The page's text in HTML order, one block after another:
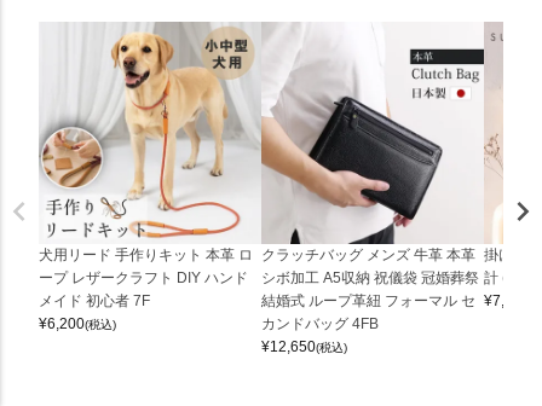
犬用リード 手作りキット 本革 ロ
ープ レザークラフト DIY ハンド
メイド 初心者 7F
¥6,200(税込)
クラッチバッグ メンズ 牛革 本革
シボ加工 A5収納 祝儀袋 冠婚葬祭
結婚式 ループ革紐 フォーマル セ
カンドバッグ 4FB
¥12,650(税込)
掛け時
計
¥7,150